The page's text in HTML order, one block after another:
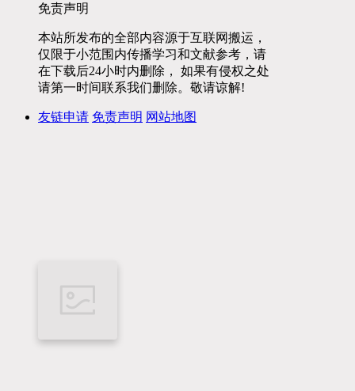
免责声明
本站所发布的全部内容源于互联网搬运，
仅限于小范围内传播学习和文献参考，请
在下载后24小时内删除， 如果有侵权之处
请第一时间联系我们删除。敬请谅解!
友链申请 免责声明 网站地图